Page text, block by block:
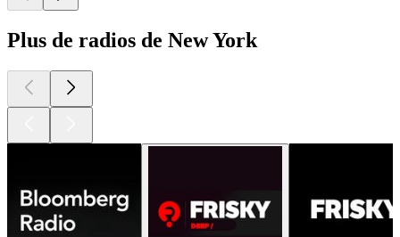
Plus de radios de New York